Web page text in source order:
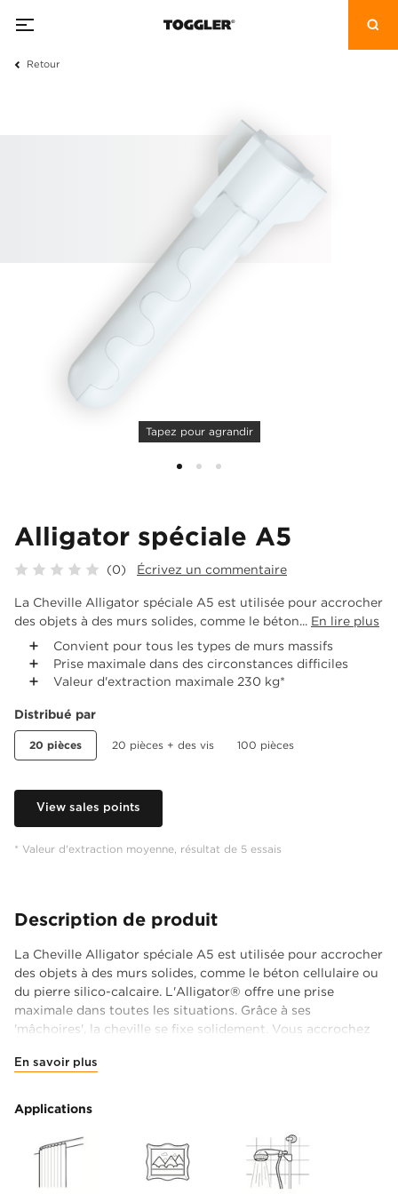
Retour
Tapez pour agrandir
Alligator spéciale A5
(0) Écrivez un commentaire
La Cheville Alligator spéciale A5 est utilisée pour accrocher
des objets à des murs solides, comme le béton... En lire plus
Convient pour tous les types de murs massifs
Prise maximale dans des circonstances difficiles
Valeur d'extraction maximale 230 kg*
Distribué par
20 pièces 20 pièces + des vis 100 pièces
View sales points
* Valeur d'extraction moyenne, résultat de 5 essais
Description de produit
La Cheville Alligator spéciale A5 est utilisée pour accrocher
des objets à des murs solides, comme le béton cellulaire ou
du pierre silico-calcaire. L'Alligator® offre une prise
maximale dans toutes les situations. Grâce à ses
'mâchoires', la cheville se fixe solidement. Vous accrochez
chocs et aux vibrations et supporte une charge maximale
moyennement lourds comme un rail à rideaux, un miroir ou
un cadre photo. Fixez l'objet avec des vis à filetage plein
d'un diamètre de 3,0 à 4,5 mm et une longueur minimale de
En savoir plus
Applications